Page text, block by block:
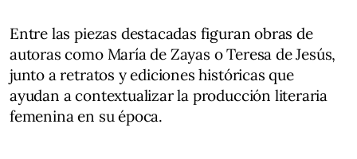
Entre las piezas destacadas figuran obras de
autoras como María de Zayas o Teresa de Jesús,
junto a retratos y ediciones históricas que
ayudan a contextualizar la producción literaria
femenina en su época.